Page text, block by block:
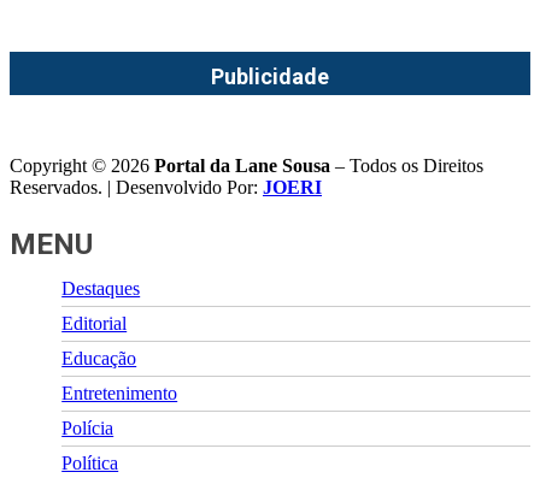
Publicidade
Copyright © 2026 Portal da Lane Sousa – Todos os Direitos
Reservados. | Desenvolvido Por: JOERI
MENU
Destaques
Editorial
Educação
Entretenimento
Polícia
Política